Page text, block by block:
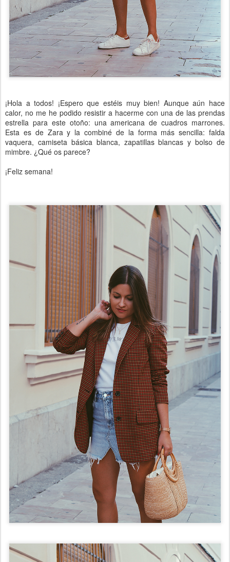
¡Hola a todos! ¡Espero que estéis muy bien! Aunque aún hace
calor, no me he podido resistir a hacerme con una de las prendas
estrella para este otoño: una americana de cuadros marrones.
Esta es de Zara y la combiné de la forma más sencilla: falda
vaquera, camiseta básica blanca, zapatillas blancas y bolso de
mimbre. ¿Qué os parece?
¡Feliz semana!